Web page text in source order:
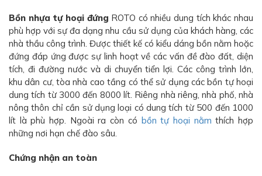
Bồn nhựa tự hoại đứng ROTO có nhiều dung tích khác nhau
phù hợp với sự đa dạng nhu cầu sử dụng của khách hàng, các
nhà thầu công trình. Được thiết kế có kiểu dáng bồn nằm hoặc
đứng đáp ứng được sự linh hoạt về các vấn đề đào đất, diện
tích, đi đường nước và di chuyển tiển lợi. Các công trình lớn,
khu dân cư, tòa nhà cao tầng có thể sử dụng các bồn tự hoại
dung tích từ 3000 đến 8000 lít. Riêng nhà riêng, nhà phố, nhà
nông thôn chỉ cần sử dụng loại có dung tích từ 500 đến 1000
lít là phù hợp. Ngoài ra còn có bồn tự hoại nằm thích hợp
những nơi hạn chế đào sâu.
Chứng nhận an toàn